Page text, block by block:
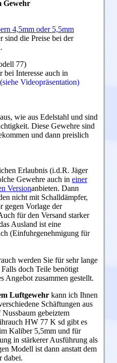
Gewehr
4,5mm oder 5,5mm
die Preise bei der
77)
bei Interesse auch in
Videopräsentation)
wie aus Edelstahl und sind
Diese Gewehre sind
und dann preislich
Erlaubnis (i.d.R. Jäger
Gewehre auch in einer
Versionanbieten. Dann
nicht mit Schalldämpfer,
gegen Vorlage der
für den Versand starker
Ausland ist eine
(Einfuhrgenehmigung für
werden Sie für sehr lange
Falls doch Teile benötigt
Angebot zusammen gestellt.
Luftgewehr kann ich Ihnen
Schäftungen aus
gebeiztem
HW 77 K sd gibt es
Kaliber 5,5mm und für
in stärkerer Ausführung als
Modell ist dann anstatt dem
dabei.